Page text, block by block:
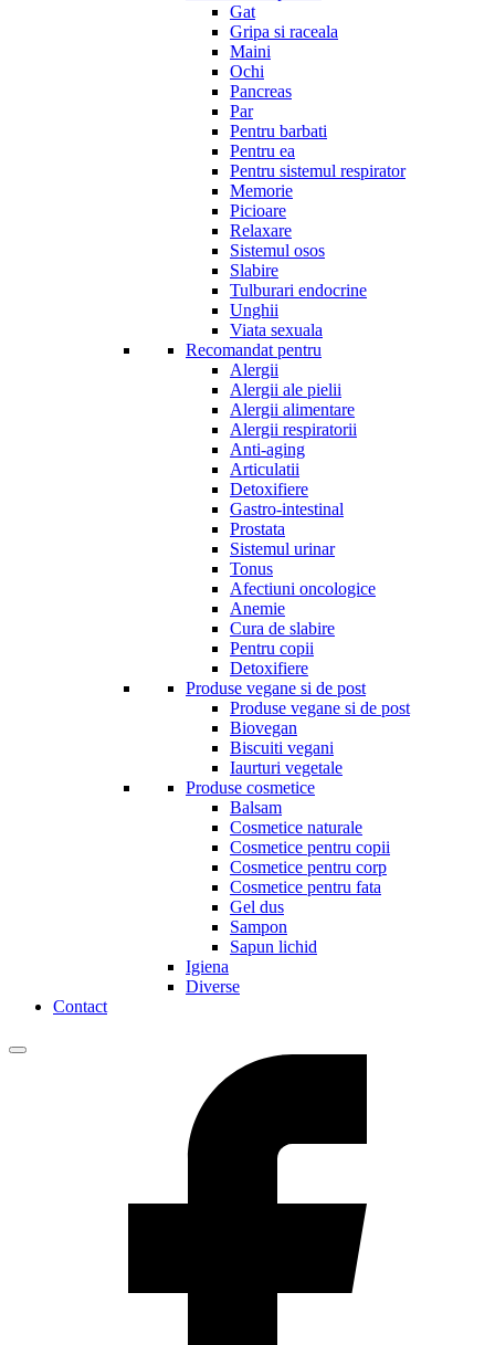
Gat
Gripa si raceala
Maini
Ochi
Pancreas
Par
Pentru barbati
Pentru ea
Pentru sistemul respirator
Memorie
Picioare
Relaxare
Sistemul osos
Slabire
Tulburari endocrine
Unghii
Viata sexuala
Recomandat pentru
Alergii
Alergii ale pielii
Alergii alimentare
Alergii respiratorii
Anti-aging
Articulatii
Detoxifiere
Gastro-intestinal
Prostata
Sistemul urinar
Tonus
Afectiuni oncologice
Anemie
Cura de slabire
Pentru copii
Detoxifiere
Produse vegane si de post
Produse vegane si de post
Biovegan
Biscuiti vegani
Iaurturi vegetale
Produse cosmetice
Balsam
Cosmetice naturale
Cosmetice pentru copii
Cosmetice pentru corp
Cosmetice pentru fata
Gel dus
Sampon
Sapun lichid
Igiena
Diverse
Contact